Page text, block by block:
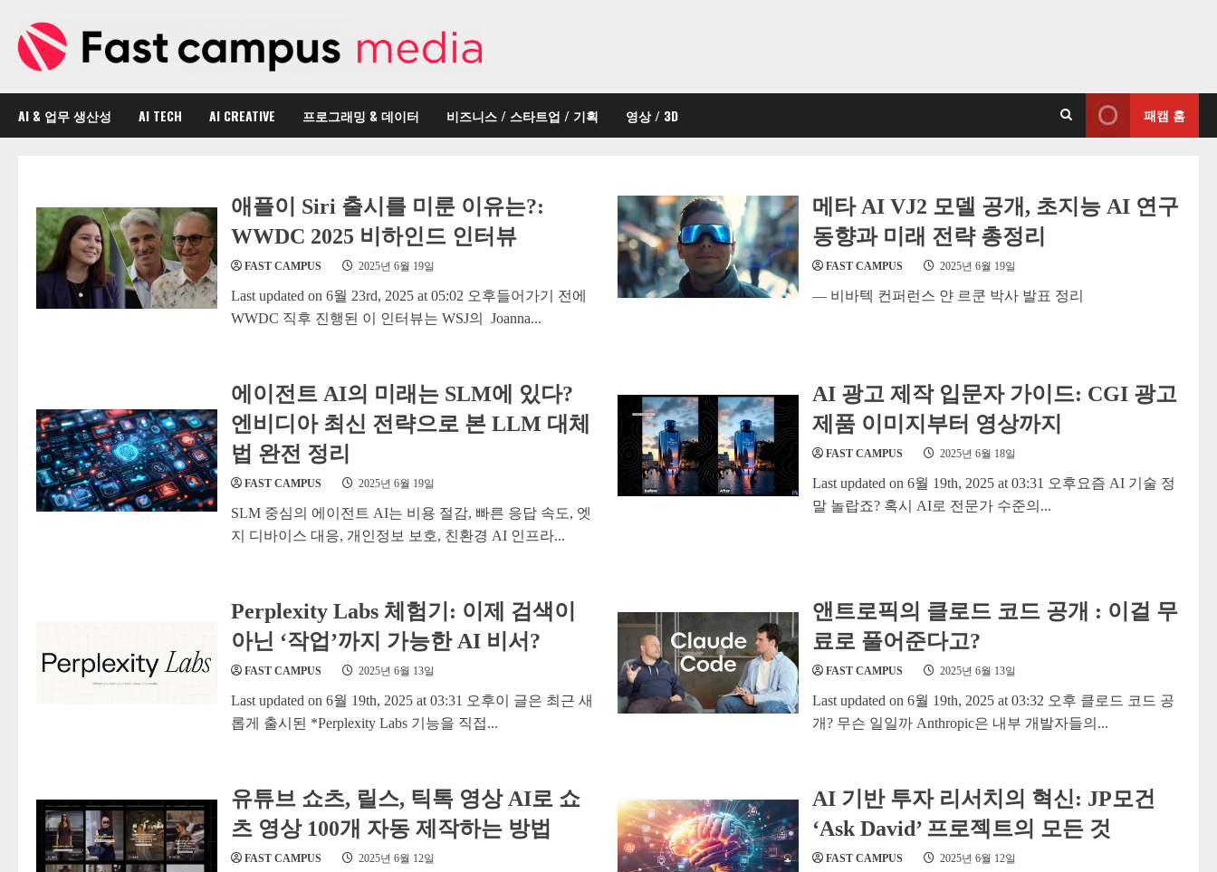
content
AI & 업무 생산성 AI TECH AI CREATIVE 프로그래밍 & 데이터 비즈니스 / 스타트업 / 기획 영상 / 3D 패캠 홈
애플이 Siri 출시를 미룬 이유는?:
WWDC 2025 비하인드 인터뷰
FAST CAMPUS 2025년 6월 19일
Last updated on 6월 23rd, 2025 at 05:02 오후들어가기 전에
WWDC 직후 진행된 이 인터뷰는 WSJ의 Joanna...
메타 AI VJ2 모델 공개, 초지능 AI 연구
동향과 미래 전략 총정리
FAST CAMPUS 2025년 6월 19일
— 비바텍 컨퍼런스 얀 르쿤 박사 발표 정리
에이전트 AI의 미래는 SLM에 있다?
엔비디아 최신 전략으로 본 LLM 대체
법 완전 정리
FAST CAMPUS 2025년 6월 19일
SLM 중심의 에이전트 AI는 비용 절감, 빠른 응답 속도, 엣
지 디바이스 대응, 개인정보 보호, 친환경 AI 인프라...
AI 광고 제작 입문자 가이드: CGI 광고
제품 이미지부터 영상까지
FAST CAMPUS 2025년 6월 18일
Last updated on 6월 19th, 2025 at 03:31 오후요즘 AI 기술 정
말 놀랍죠? 혹시 AI로 전문가 수준의...
Perplexity Labs 체험기: 이제 검색이
아닌 ‘작업’까지 가능한 AI 비서?
FAST CAMPUS 2025년 6월 13일
Last updated on 6월 19th, 2025 at 03:31 오후이 글은 최근 새
롭게 출시된 *Perplexity Labs 기능을 직접...
앤트로픽의 클로드 코드 공개 : 이걸 무
료로 풀어준다고?
FAST CAMPUS 2025년 6월 13일
Last updated on 6월 19th, 2025 at 03:32 오후 클로드 코드 공
개? 무슨 일일까 Anthropic은 내부 개발자들의...
유튜브 쇼츠, 릴스, 틱톡 영상 AI로 쇼
츠 영상 100개 자동 제작하는 방법
FAST CAMPUS 2025년 6월 12일
AI 기반 투자 리서치의 혁신: JP모건
‘Ask David’ 프로젝트의 모든 것
FAST CAMPUS 2025년 6월 12일